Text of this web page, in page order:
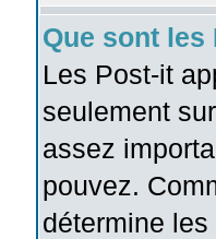
Que sont les
Les Post-it
seulement
assez
pouvez.
détermine